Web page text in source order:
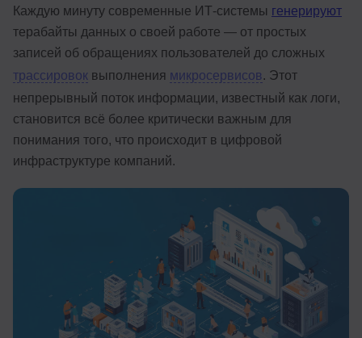
Каждую минуту современные ИТ-системы генерируют
терабайты данных о своей работе — от простых
записей об обращениях пользователей до сложных
трассировок выполнения микросервисов. Этот
непрерывный поток информации, известный как логи,
становится всё более критически важным для
понимания того, что происходит в цифровой
инфраструктуре компаний.
Разработка
Маркетинг
Дизайн
Аналитика
Менеджмент